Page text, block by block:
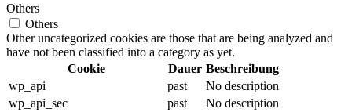
Others
Others
Other uncategorized cookies are those that are being analyzed and
have not been classified into a category as yet.
Cookie
Dauer Beschreibung
wp_api
past
No description
wp_api_sec
past
No description